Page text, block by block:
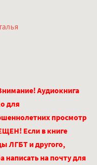
Аудиокнига
для
просмотр
Если в книге
ЛГБТ и другого,
написать на почту для